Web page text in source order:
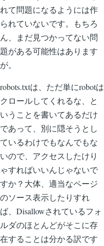
れて問題になるようには作
られていないです。もちろ
ん、まだ見つかってない問
題がある可能性はあります
が。
robots.txtは、ただ単にrobotは
クロールしてくれるな、と
いうことを書いてあるだけ
であって、別に隠そうとし
ているわけでもなんでもな
いので、アクセスしたけり
ゃすればいいんじゃないで
すか？大体、適当なページ
のソース表示したりすれ
ば、Disallowされているフォ
ルダのほとんどがそこに存
在することは分かる訳です